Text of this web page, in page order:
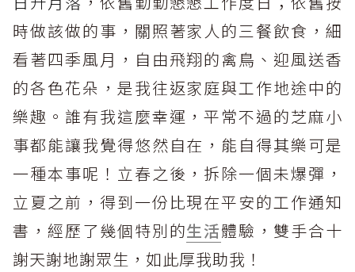
時做該做的事，關照著家人的三餐飲食，細
看著四季風月，自由飛翔的禽鳥、迎風送香
的各色花朵，是我往返家庭與工作地途中的
樂趣。誰有我這麼幸運，平常不過的芝麻小
事都能讓我覺得悠然自在，能自得其樂可是
一種本事呢！立春之後，拆除一個未爆彈，
立夏之前，得到一份比現在平安的工作通知
書，經歷了幾個特別的生活體驗，雙手合十
謝天謝地謝眾生，如此厚我助我！